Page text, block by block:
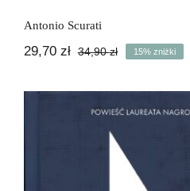
Antonio Scurati
34,90złPierwotna
wynosiła:
34,90 zł.
29,70 zł
Aktualna
wynosi:
29,70 zł.
15% zniżki